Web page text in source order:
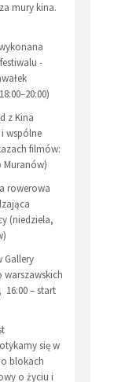
mury kina.
-
z Kina
wspólne
filmów:
Muranów)
rowerowa
(niedziela,
Gallery
warszawskich
16:00 – start
się w
blokach
o życiu i